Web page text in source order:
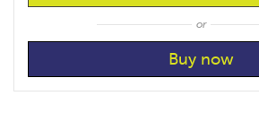
or